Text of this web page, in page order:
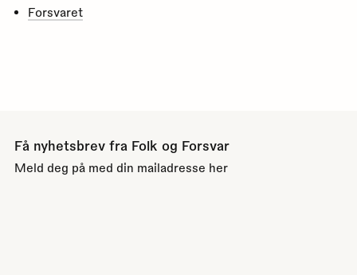
Forsvaret
Få nyhetsbrev fra Folk og Forsvar
Meld deg på med din mailadresse her